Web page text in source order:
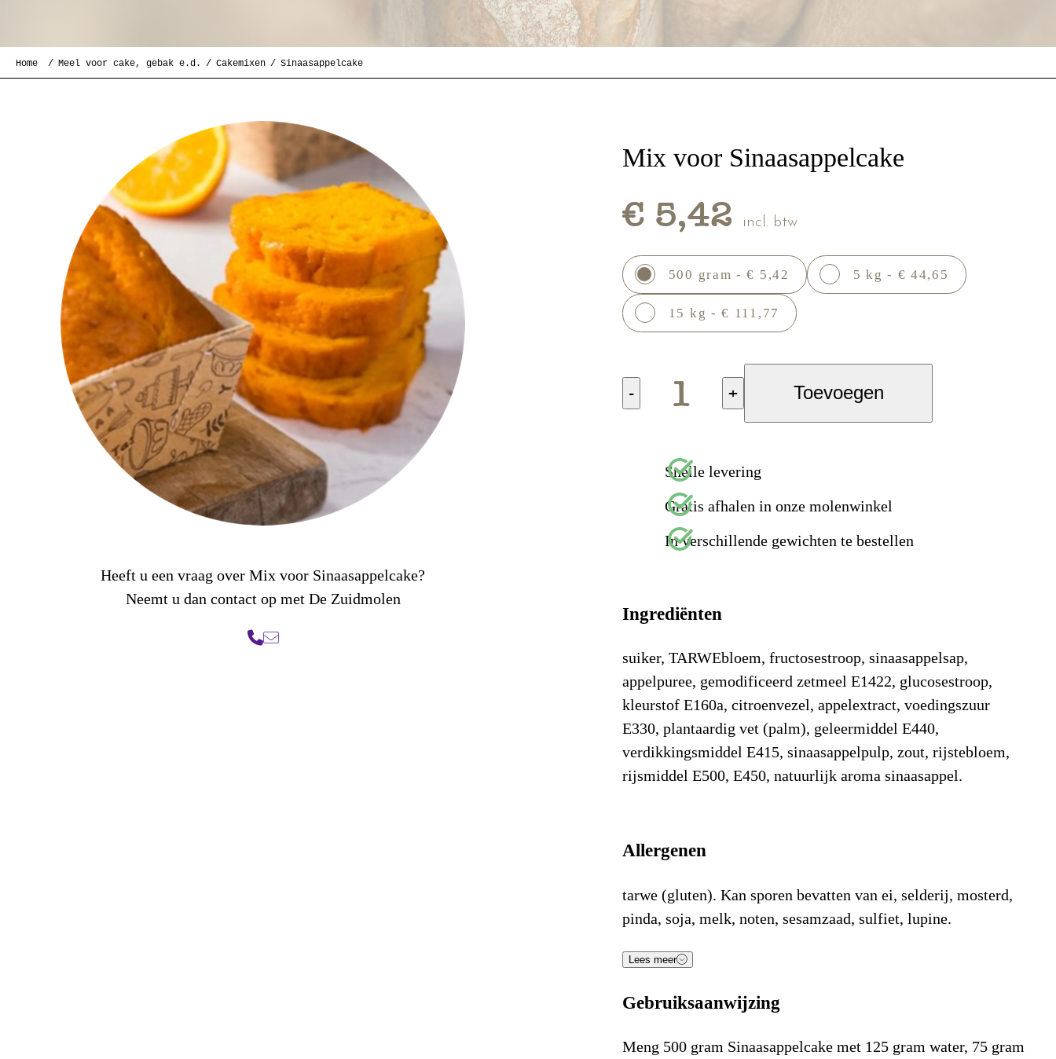
Home Meel voor cake, gebak e.d. Cakemixen Sinaasappelcake
Heeft u een vraag over Mix voor Sinaasappelcake?
Neemt u dan contact op met De Zuidmolen
Mix voor Sinaasappelcake
€ 5,42 incl. btw
500 gram - € 5,42 5 kg - € 44,65
15 kg - € 111,77
- + Toevoegen
Snelle levering
Gratis afhalen in onze molenwinkel
In verschillende gewichten te bestellen
Ingrediënten
suiker, TARWEbloem, fructosestroop, sinaasappelsap,
appelpuree, gemodificeerd zetmeel E1422, glucosestroop,
kleurstof E160a, citroenvezel, appelextract, voedingszuur
E330, plantaardig vet (palm), geleermiddel E440,
verdikkingsmiddel E415, sinaasappelpulp, zout, rijstebloem,
rijsmiddel E500, E450, natuurlijk aroma sinaasappel.
Allergenen
tarwe (gluten). Kan sporen bevatten van ei, selderij, mosterd,
pinda, soja, melk, noten, sesamzaad, sulfiet, lupine.
Voedingsstof
Energie (kJ)
Energie (Kcal) 366 Kcal/100gr
Lees meer
Gebruiksaanwijzing
Meng 500 gram Sinaasappelcake met 125 gram water, 75 gram